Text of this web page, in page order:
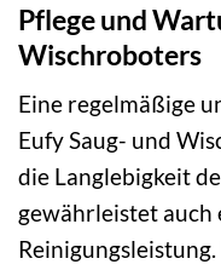
Pflege und
Wischroboters
Eine regelmäßige
Eufy Saug- und
die Langlebigkeit
gewährleistet auch